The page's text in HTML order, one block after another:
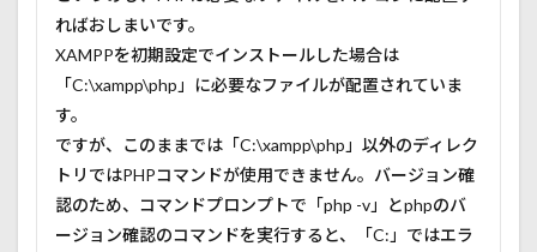
ればおしまいです。
XAMPPを初期設定でインストールした場合は
「C:\xampp\php」に必要なファイルが配置されていま
す。
ですが、このままでは「C:\xampp\php」以外のディレク
トリではPHPコマンドが使用できません。バージョン確
認のため、コマンドプロンプトで「php -v」とphpのバ
ージョン確認のコマンドを実行すると、「C:」ではエラ